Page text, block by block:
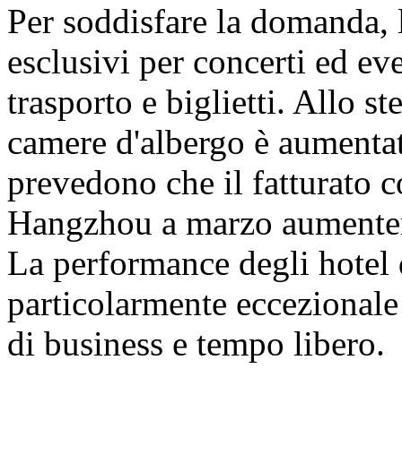
Per soddisfare la
esclusivi per concerti ed
trasporto e biglietti. Allo
camere d'albergo è
prevedono che il fatturato
Hangzhou a marzo
La performance degli hotel
particolarmente
di business e tempo libero.